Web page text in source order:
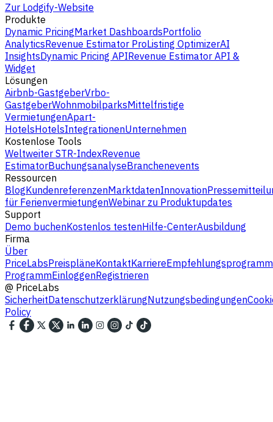
Zur Lodgify-Website
Produkte
Dynamic PricingMarket DashboardsPortfolio
AnalyticsRevenue Estimator ProListing OptimizerAI
InsightsDynamic Pricing APIRevenue Estimator API &
Widget
Lösungen
Airbnb-GastgeberVrbo-
GastgeberWohnmobilparksMittelfristige
VermietungenApart-
HotelsHotelsIntegrationenUnternehmen
Kostenlose Tools
Weltweiter STR-IndexRevenue
EstimatorBuchungsanalyseBranchenevents
Ressourcen
BlogKundenreferenzenMarktdatenInnovation
für FerienvermietungenWebinar zu Produktupdates
Support
Demo buchenKostenlos testenHilfe-CenterAusbildung
Firma
Über
PriceLabsPreispläneKontaktKarriereEmpfehlungsprogramm
ProgrammEinloggenRegistrieren
@ PriceLabs
SicherheitDatenschutzerklärungNutzungsbedingungen
Policy